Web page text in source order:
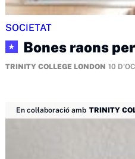
SOCIETAT
★ Bones raons
TRINITY COLLEGE LONDON 10
En col·laboració amb TRINITY